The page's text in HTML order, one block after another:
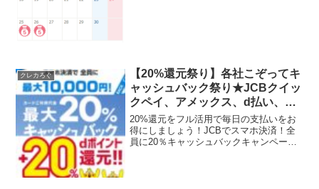
クレカろぐ
【20%還元祭り】各社こぞってキ
ャッシュバック祭り★JCBクイッ
クペイ、アメックス、d払い、イ
オンカードをフル活用！
20%還元をフル活用で毎日の支払いをお
得にしましょう！JCBでスマホ決済！全
員に20％キャッシュバックキャンペーン